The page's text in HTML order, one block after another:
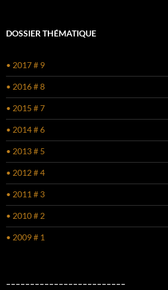
DOSSIER THÉMATIQUE
• 2017 # 9
• 2016 # 8
• 2015 # 7
• 2014 # 6
• 2013 # 5
• 2012 # 4
• 2011 # 3
• 2010 # 2
• 2009 # 1
–––––––––––––––––––––––––